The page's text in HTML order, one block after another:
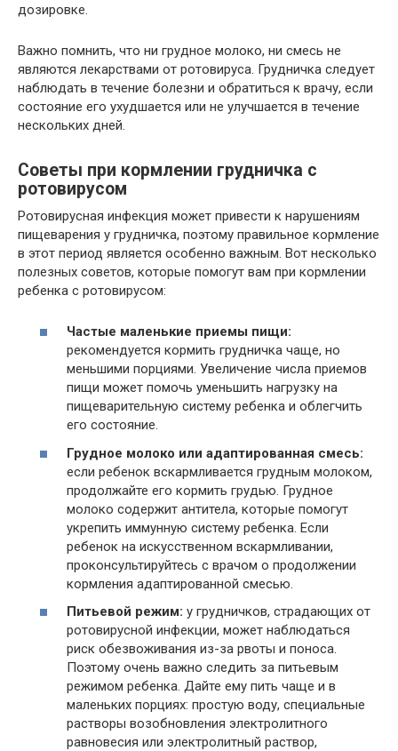
дозировке.
Важно помнить, что ни грудное молоко, ни смесь не
являются лекарствами от ротовируса. Грудничка следует
наблюдать в течение болезни и обратиться к врачу, если
состояние его ухудшается или не улучшается в течение
нескольких дней.
Советы при кормлении грудничка с
ротовирусом
Ротовирусная инфекция может привести к нарушениям
пищеварения у грудничка, поэтому правильное кормление
в этот период является особенно важным. Вот несколько
полезных советов, которые помогут вам при кормлении
ребенка с ротовирусом:
Частые маленькие приемы пищи:
рекомендуется кормить грудничка чаще, но
меньшими порциями. Увеличение числа приемов
пищи может помочь уменьшить нагрузку на
пищеварительную систему ребенка и облегчить
его состояние.
Грудное молоко или адаптированная смесь:
если ребенок вскармливается грудным молоком,
продолжайте его кормить грудью. Грудное
молоко содержит антитела, которые помогут
укрепить иммунную систему ребенка. Если
ребенок на искусственном вскармливании,
проконсультируйтесь с врачом о продолжении
кормления адаптированной смесью.
Питьевой режим: у грудничков, страдающих от
ротовирусной инфекции, может наблюдаться
риск обезвоживания из-за рвоты и поноса.
Поэтому очень важно следить за питьевым
режимом ребенка. Дайте ему пить чаще и в
маленьких порциях: простую воду, специальные
растворы возобновления электролитного
равновесия или электролитный раствор,